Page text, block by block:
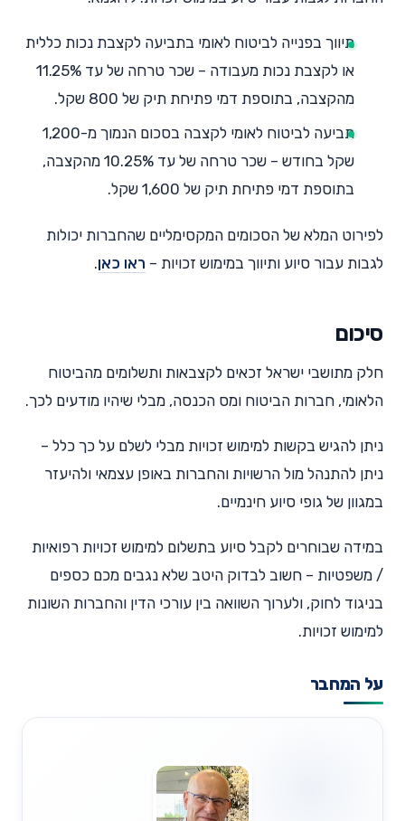
תיווך בפנייה לביטוח לאומי בתביעה לקצבת נכות כללית
או לקצבת נכות מעבודה – שכר טרחה של עד 11.25%
מהקצבה, בתוספת דמי פתיחת תיק של 800 שקל.
תביעה לביטוח לאומי לקצבה בסכום הנמוך מ-1,200
שקל בחודש – שכר טרחה של עד 10.25% מהקצבה,
בתוספת דמי פתיחת תיק של 1,600 שקל.
לפירוט המלא של הסכומים המקסימליים שהחברות יכולות
לגבות עבור סיוע ותיווך במימוש זכויות – ראו כאן.
סיכום
חלק מתושבי ישראל זכאים לקצבאות ותשלומים מהביטוח
הלאומי, חברות הביטוח ומס הכנסה, מבלי שיהיו מודעים לכך.
ניתן להגיש בקשות למימוש זכויות מבלי לשלם על כך כלל –
ניתן להתנהל מול הרשויות והחברות באופן עצמאי ולהיעזר
במגוון של גופי סיוע חינמיים.
במידה שבוחרים לקבל סיוע בתשלום למימוש זכויות רפואיות
/ משפטיות – חשוב לבדוק היטב שלא נגבים מכם כספים
בניגוד לחוק, ולערוך השוואה בין עורכי הדין והחברות השונות
למימוש זכויות.
על המחבר